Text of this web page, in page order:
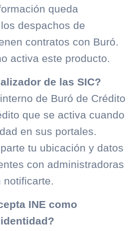
queda
despachos de
contratos con Buró.
activa este producto.
de las SIC?
de Buró de Crédito
que se activa cuando
en sus portales.
tu ubicación y datos
con administradoras
notificarte.
INE como